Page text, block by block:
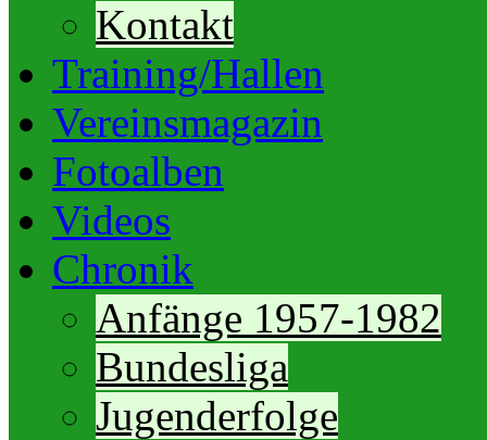
Kontakt
Training/Hallen
Vereinsmagazin
Fotoalben
Videos
Chronik
Anfänge 1957-1982
Bundesliga
Jugenderfolge